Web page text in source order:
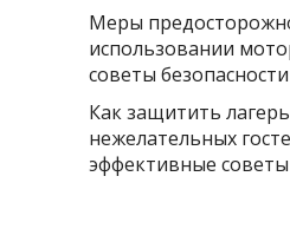
Меры
использовании
советы безопасности
Как защитить
нежелательных
эффективные советы